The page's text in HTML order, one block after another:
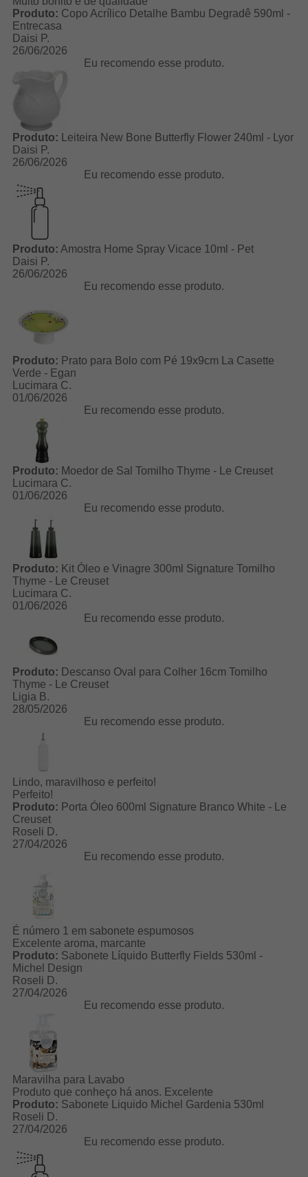
Produto: Copo Acrílico Detalhe Bambu Degradê 590ml -
Entrecasa
Daisi P.
26/06/2026
Eu recomendo esse produto.
Produto: Leiteira New Bone Butterfly Flower 240ml - Lyor
Daisi P.
26/06/2026
Eu recomendo esse produto.
Produto: Amostra Home Spray Vicace 10ml - Pet
Daisi P.
26/06/2026
Eu recomendo esse produto.
Produto: Prato para Bolo com Pé 19x9cm La Casette
Verde - Egan
Lucimara C.
01/06/2026
Eu recomendo esse produto.
Produto: Moedor de Sal Tomilho Thyme - Le Creuset
Lucimara C.
01/06/2026
Eu recomendo esse produto.
Produto: Kit Óleo e Vinagre 300ml Signature Tomilho
Thyme - Le Creuset
Lucimara C.
01/06/2026
Eu recomendo esse produto.
Produto: Descanso Oval para Colher 16cm Tomilho
Thyme - Le Creuset
Ligia B.
28/05/2026
Eu recomendo esse produto.
Lindo, maravilhoso e perfeito!
Perfeito!
Produto: Porta Óleo 600ml Signature Branco White - Le
Creuset
Roseli D.
27/04/2026
Eu recomendo esse produto.
É número 1 em sabonete espumosos
Excelente aroma, marcante
Produto: Sabonete Líquido Butterfly Fields 530ml -
Michel Design
Roseli D.
27/04/2026
Eu recomendo esse produto.
Maravilha para Lavabo
Produto que conheço há anos. Excelente
Produto: Sabonete Liquido Michel Gardenia 530ml
Roseli D.
27/04/2026
Eu recomendo esse produto.